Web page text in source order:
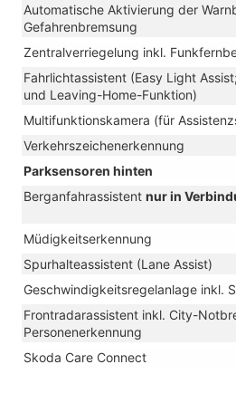
Automatische Aktivierung der
Gefahrenbremsung
Zentralverriegelung inkl.
Fahrlichtassistent (Easy Light
und Leaving-Home-Funktion)
Multifunktionskamera (für
Verkehrszeichenerkennung
Parksensoren hinten
Berganfahrassistent nur in
Müdigkeitserkennung
Spurhalteassistent (Lane Assist)
Geschwindigkeitsregelanlage inkl.
Frontradarassistent inkl. City-
Personenerkennung
Skoda Care Connect